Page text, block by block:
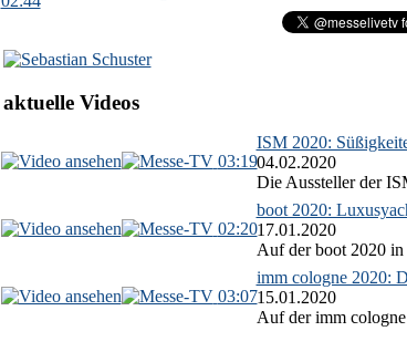
aktuelle Videos
03:19
ISM 2020:
04.02.2020
Die Aussteller der
02:20
boot 2020:
17.01.2020
Auf der boot 2020 in
03:07
imm cologne 2020:
15.01.2020
Auf der imm